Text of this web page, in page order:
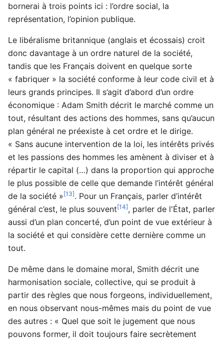
bornerai à trois points ici : l’ordre social, la
représentation, l’opinion publique.
Le libéralisme britannique (anglais et écossais) croit
donc davantage à un ordre naturel de la société,
tandis que les Français doivent en quelque sorte
« fabriquer » la société conforme à leur code civil et à
leurs grands principes. Il s’agit d’abord d’un ordre
économique : Adam Smith décrit le marché comme un
tout, résultant des actions des hommes, sans qu’aucun
plan général ne préexiste à cet ordre et le dirige.
« Sans aucune intervention de la loi, les intérêts privés
et les passions des hommes les amènent à diviser et à
répartir le capital (…) dans la proportion qui approche
le plus possible de celle que demande l’intérêt général
de la société »[13]. Pour un Français, parler d’intérêt
général c’est, le plus souvent[14], parler de l'État, parler
aussi d’un plan concerté, d’un point de vue extérieur à
la société et qui considère cette dernière comme un
tout.
De même dans le domaine moral, Smith décrit une
harmonisation sociale, collective, qui se produit à
partir des règles que nous forgeons, individuellement,
en nous observant nous-mêmes mais du point de vue
des autres : « Quel que soit le jugement que nous
pouvons former, il doit toujours faire secrètement